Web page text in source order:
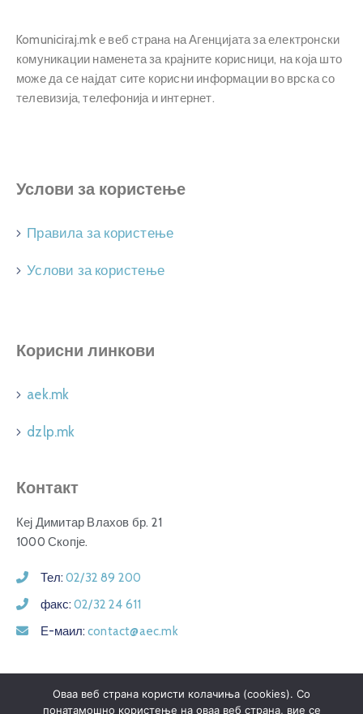
Komuniciraj.mk е веб страна на Агенцијата за електронски
комуникации наменета за крајните корисници, на која што
може да се најдат сите корисни информации во врска со
телевизија, телефонија и интернет.
Услови за користење
Правила за користење
Услови за користење
Корисни линкови
aek.mk
dzlp.mk
Контакт
Кеј Димитар Влахов бр. 21
1000 Скопје.
Тел: 02/32 89 200
факс: 02/32 24 611
Е-маил: contact@aec.mk
Оваа веб страна користи колачиња (cookies). Со
понатамошно користење на оваа веб страна, вие се